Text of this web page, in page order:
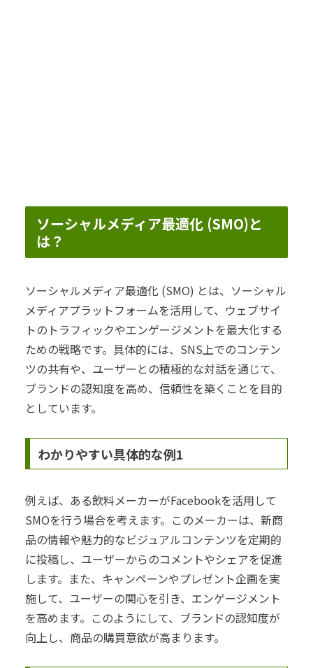
ソーシャルメディア最適化 (SMO)と
は？
ソーシャルメディア最適化 (SMO) とは、ソーシャル
メディアプラットフォームを活用して、ウェブサイ
トのトラフィックやエンゲージメントを最大化する
ための戦略です。具体的には、SNS上でのコンテン
ツの共有や、ユーザーとの積極的な対話を通じて、
ブランドの認知度を高め、信頼性を築くことを目的
としています。
わかりやすい具体的な例1
例えば、ある飲料メーカーがFacebookを活用して
SMOを行う場合を考えます。このメーカーは、新商
品の情報や魅力的なビジュアルコンテンツを定期的
に投稿し、ユーザーからのコメントやシェアを促進
します。また、キャンペーンやプレゼント企画を実
施して、ユーザーの関心を引き、エンゲージメント
を高めます。このようにして、ブランドの認知度が
向上し、商品の購買意欲が高まります。